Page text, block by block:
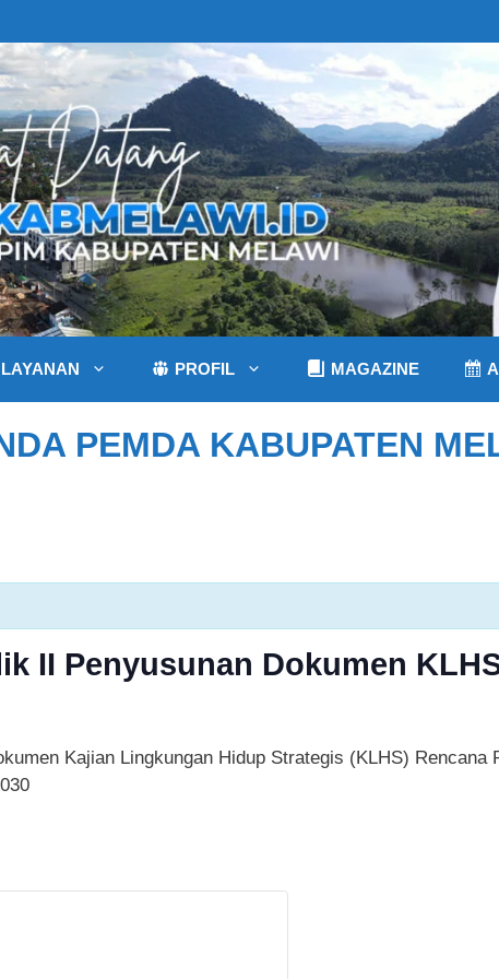
LAYANAN PROFIL MAGAZINE
PEMDA KABUPATEN
II Penyusunan Dokumen
Kajian Lingkungan Hidup Strategis (KLHS) Rencana